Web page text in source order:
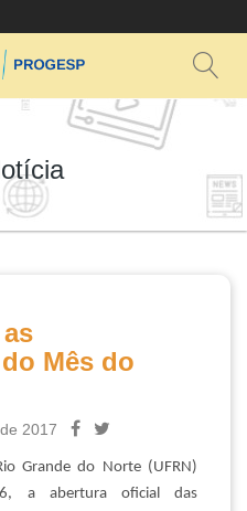
Mês do
2017
Grande do Norte (UFRN)
6, a abertura oficial das